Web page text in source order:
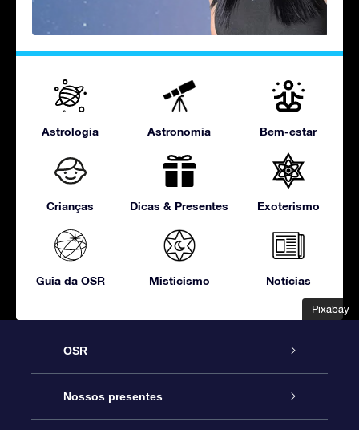
Pixabay
Pixabay
Astrologia Astronomia Bem-estar
Crianças Dicas & Presentes Exoterismo
Guia da OSR Misticismo Notícias
OSR
Serviço
Nossos presentes